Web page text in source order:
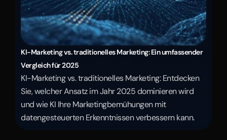
KI-Marketing vs. traditionelles Marketing: Ein umfassender
Vergleich für 2025
KI-Marketing vs. traditionelles Marketing: Entdecken
Sie, welcher Ansatz im Jahr 2025 dominieren wird
und wie KI Ihre Marketingbemühungen mit
datengesteuerten Erkenntnissen verbessern kann.